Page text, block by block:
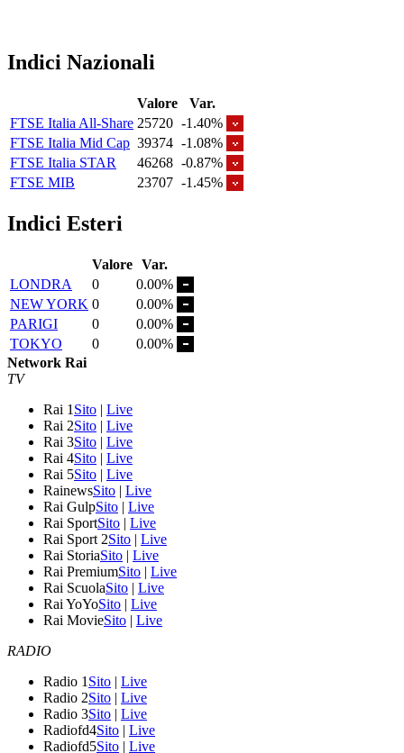
Indici Nazionali
Valore
Var.
FTSE Italia All-Share 25720 -1.40%
FTSE Italia Mid Cap 39374 -1.08%
FTSE Italia STAR
46268 -0.87%
FTSE MIB
23707 -1.45%
Indici Esteri
Valore Var.
LONDRA
0
0.00%
NEW YORK 0
0.00%
PARIGI
0
0.00%
TOKYO
0
0.00%
Network Rai
TV
Rai 1 Sito | Live
Rai 2Sito | Live
Rai 3Sito | Live
Rai 4Sito | Live
Rai 5Sito | Live
RainewsSito | Live
Rai GulpSito | Live
Rai SportSito | Live
Rai Sport 2Sito | Live
Rai StoriaSito | Live
Rai PremiumSito | Live
Rai ScuolaSito | Live
Rai YoYoSito | Live
Rai MovieSito | Live
RADIO
Radio 1 Sito | Live
Radio 2Sito | Live
Radio 3Sito | Live
Radiofd4Sito | Live
Radiofd5Sito | Live